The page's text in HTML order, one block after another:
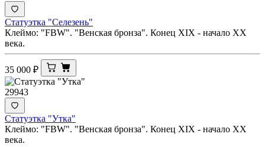
Статуэтка "Селезень"
Клеймо: "FBW". "Венская бронза". Конец XIX - начало XX
века.
35 000 ₽
29943
Статуэтка "Утка"
Клеймо: "FBW". "Венская бронза". Конец XIX - начало XX
века.